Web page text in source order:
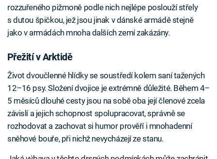
rozzuřeného pižmoně podle nich nejlépe poslouží střely
s dutou špičkou, jež jsou jinak v dánské armádě stejně
jako v armádách mnoha dalších zemí zakázány.
Přežití v Arktidě
Život dvoučlenné hlídky se soustředí kolem saní tažených
12–16 psy. Složení dvojice je extrémně důležité. Během 4–
5 měsíců dlouhé cesty jsou na sobě oba její členové zcela
závislí a jejich schopnost spolupracovat, správně se
rozhodovat a zachovat si humor prověří i mnohadenní
sněhové bouře, při nichž nevycházejí ze stanu.